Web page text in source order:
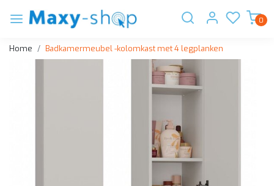
0
Home Badkamermeubel -kolomkast met 4 legplanken